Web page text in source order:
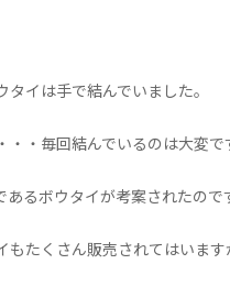
タイは手で結んでいました。
・・毎回結んでいるのは大変で
るボウタイが考案されたので
もたくさん販売されてはいま